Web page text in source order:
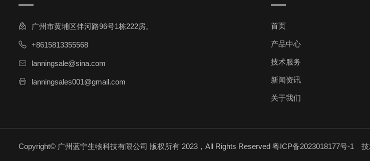
广州市黄埔区伴河路96号1栋222房。
+8615813355568
lanningsale@sina.com
lanningsales001@gmail.com
首页
产品中心
技术服务
新闻资讯
关于我们
Copyright© 广州蓝宁生物科技有限公司 版权所有 2023，All Rights Reserved 粤ICP备2023018177号-1